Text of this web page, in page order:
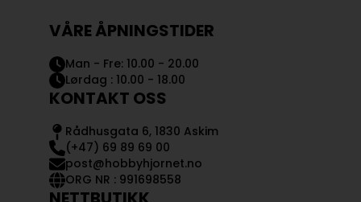
VÅRE ÅPNINGSTIDER
Man - Fre: 10.00 - 20.00
Lørdag : 10.00 - 18.00
KONTAKT OSS
Rådhusgata 6, 1830 Askim
(+47) 69 89 69 00
post@hobbyhjornet.no
ORG NR : 991698558